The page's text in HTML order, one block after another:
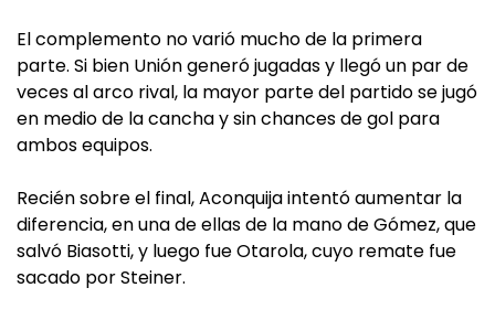
El complemento no varió mucho de la primera
parte. Si bien Unión generó jugadas y llegó un par de
veces al arco rival, la mayor parte del partido se jugó
en medio de la cancha y sin chances de gol para
ambos equipos.
Recién sobre el final, Aconquija intentó aumentar la
diferencia, en una de ellas de la mano de Gómez, que
salvó Biasotti, y luego fue Otarola, cuyo remate fue
sacado por Steiner.